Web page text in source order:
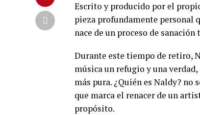
Escrito y producido por el
pieza profundamente personal
nace de un proceso de
Durante este tiempo de retiro,
música un refugio y una
más pura. ¿Quién es Naldy? no
que marca el renacer de un
propósito.